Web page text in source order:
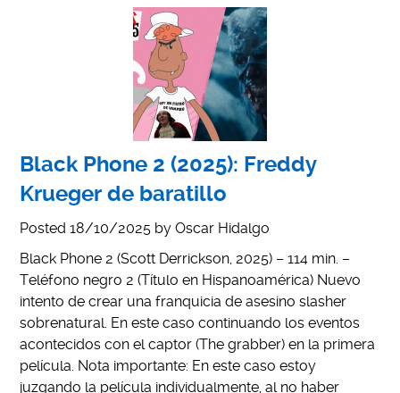
Black Phone 2 (2025): Freddy
Krueger de baratillo
Posted18/10/2025 byOscar Hidalgo
Black Phone 2 (Scott Derrickson, 2025) – 114 min. –
Teléfono negro 2 (Título en Hispanoamérica) Nuevo
intento de crear una franquicia de asesino slasher
sobrenatural. En este caso continuando los eventos
acontecidos con el captor (The grabber) en la primera
película. Nota importante: En este caso estoy
juzgando la película individualmente, al no haber